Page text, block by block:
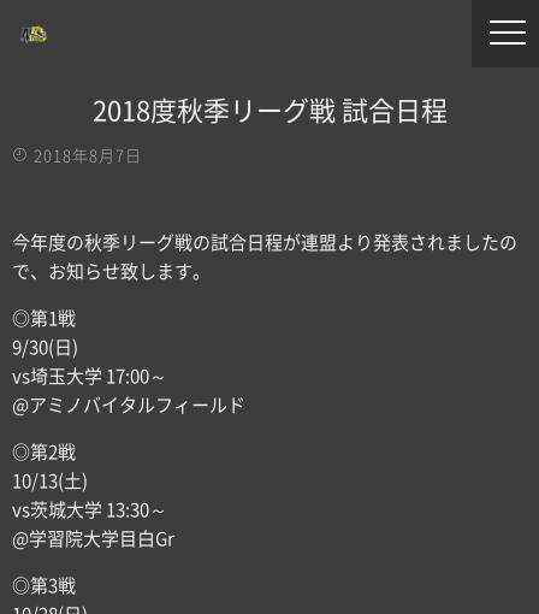
2018度秋季リーグ戦 試合日程
2018年8月7日
今年度の秋季リーグ戦の試合日程が連盟より発表されましたの
で、お知らせ致します。
◎第1戦
9/30(日)
vs埼玉大学 17:00～
@アミノバイタルフィールド
◎第2戦
10/13(土)
vs茨城大学 13:30～
@学習院大学目白Gr
◎第3戦